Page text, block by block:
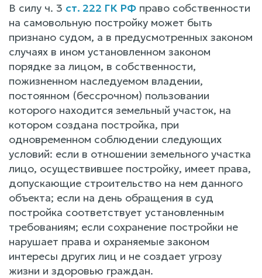
В силу ч. 3 ст. 222 ГК РФ право собственности
на самовольную постройку может быть
признано судом, а в предусмотренных законом
случаях в ином установленном законом
порядке за лицом, в собственности,
пожизненном наследуемом владении,
постоянном (бессрочном) пользовании
которого находится земельный участок, на
котором создана постройка, при
одновременном соблюдении следующих
условий: если в отношении земельного участка
лицо, осуществившее постройку, имеет права,
допускающие строительство на нем данного
объекта; если на день обращения в суд
постройка соответствует установленным
требованиям; если сохранение постройки не
нарушает права и охраняемые законом
интересы других лиц и не создает угрозу
жизни и здоровью граждан.